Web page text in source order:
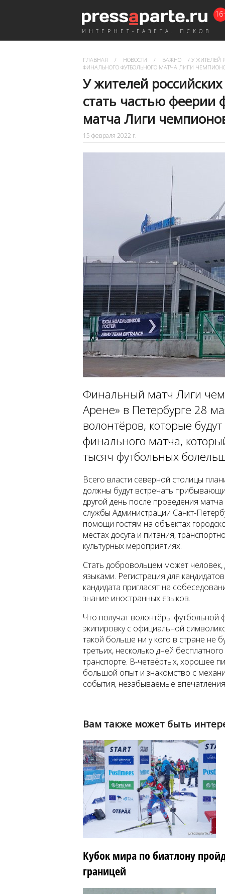
ИНТЕРНЕТ-ГАЗЕТА. ПСКОВ
ГЛАВНАЯ / НОВОСТИ / ВАЖНО / У ЖИТЕЛЕЙ
ФИНАЛЬНОГО ФУТБОЛЬНОГО МАТЧА ЛИГИ
У жителей
стать частью феерии
матча Лиги
15 февраля 2022 г.
Финальный матч Лиги
Арене» в Петербурге 28
волонтёров, которые
финального матча,
тысяч футбольных
Всего власти северной столицы
должны будут встречать
другой день после проведения
службы Администрации Санкт-
помощи гостям на объектах
местах досуга и питания,
культурных мероприятиях.
Стать добровольцем может
языками. Регистрация для
кандидата пригласят на
знание иностранных языков.
Что получат волонтёры
экипировку с официальной
такой больше ни у кого в стране не
третьих, несколько дней
транспорте. В-четвёртых, хорошее
большой опыт и знакомство с
события, незабываемые
Вам также может быть
Кубок мира по биатлону
границей